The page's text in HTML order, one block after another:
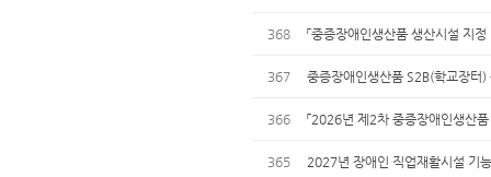
368 「중증장애인생산품 생산시설 지
367 중증장애인생산품 S2B(학교장터
366 「2026년 제2차 중증장애인생산
365 2027년 장애인 직업재활시설 기